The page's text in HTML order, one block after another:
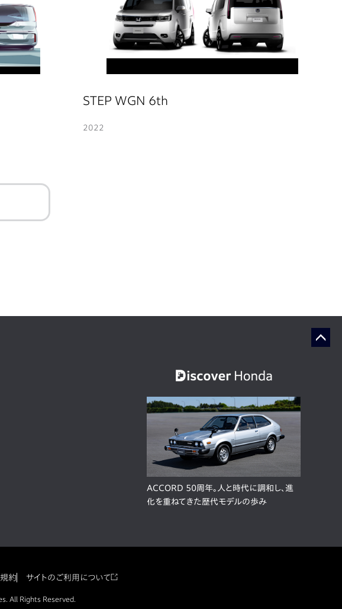
STEP WGN 6th
2022
ACCORD 50周年。人と時代に調和し、進
化を重ねてきた歴代モデルの歩み
約 サイトのご利用について
All Rights Reserved.